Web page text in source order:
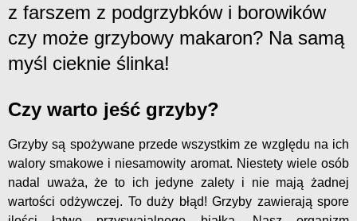
z farszem z podgrzybków i borowików
czy może grzybowy makaron? Na samą
myśl cieknie ślinka!
Czy warto jeść grzyby?
Grzyby są spożywane przede wszystkim ze względu na ich
walory smakowe i niesamowity aromat. Niestety wiele osób
nadal uważa, że to ich jedyne zalety i nie mają żadnej
wartości odżywczej. To duży błąd! Grzyby zawierają spore